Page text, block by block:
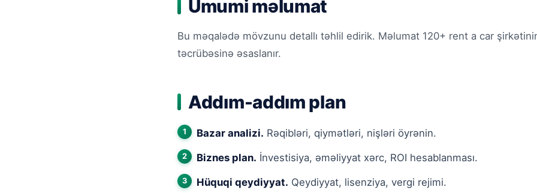
Ümumi məlumat
Bu məqalədə mövzunu detallı təhlil edirik. Məlumat 120+ rent a car
təcrübəsinə əsaslanır.
Addım-addım plan
Bazar analizi. Rəqibləri, qiymətləri, nişləri öyrənin.
Biznes plan. İnvestisiya, əməliyyat xərc, ROI hesablanması.
Hüquqi qeydiyyat. Qeydiyyat, lisenziya, vergi rejimi.